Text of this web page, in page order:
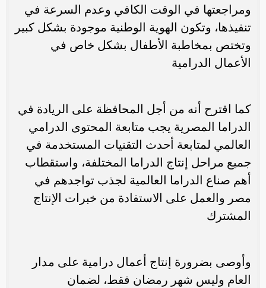
ومراجعتها في الوقت الكافي وعدم السرعة في
تنفيذها، وتكون الهوية الوطنية موجودة بشكل كبير
وتختص بمخاطبة الأطفال بشكل خاص في
الأعمال الدرامية
كما اقترح أنه من أجل المحافظة على الريادة في
الدراما المصرية يجب متابعة المحتوى الدرامي
العالمي لمتابعة أحدث التقنيات المستخدمة في
جميع مراحل إنتاج الدراما المختلفة، واستقطاب
أهم صناع الدراما العالمية لجذب تواجدهم في
مصر والعمل على الاستفادة من خبرات الإنتاج
المشترك
وأوصى بضرورة إنتاج أعمال درامية على مدار
العام وليس شهر رمضان فقط، لضمان